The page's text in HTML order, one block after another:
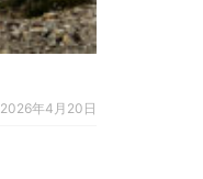
2026年4月20日